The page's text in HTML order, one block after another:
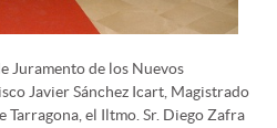
Juramento de los Nuevos
Javier Sánchez Icart, Magistrado
Tarragona, el Iltmo. Sr. Diego Zafra